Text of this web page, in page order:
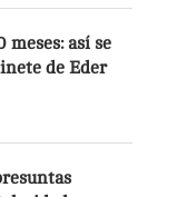
meses: así se
de Eder